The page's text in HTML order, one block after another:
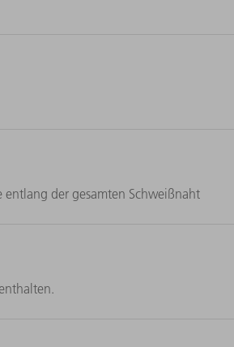
der gesamten Schweißnaht